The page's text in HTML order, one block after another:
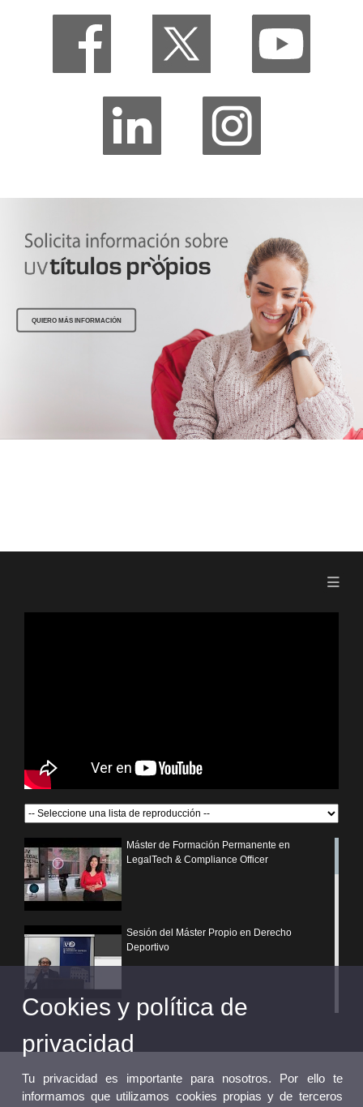
QUIERO MÁS INFORMACIÓN
Máster de Formación Permanente en
LegalTech & Compliance Officer
Sesión del Máster Propio en Derecho
Deportivo
¿Por qué elegir un postgrado propio de la
Universitat de València?
Cookies y política de
privacidad
Tu privacidad es importante para nosotros. Por ello te
informamos que utilizamos cookies propias y de terceros